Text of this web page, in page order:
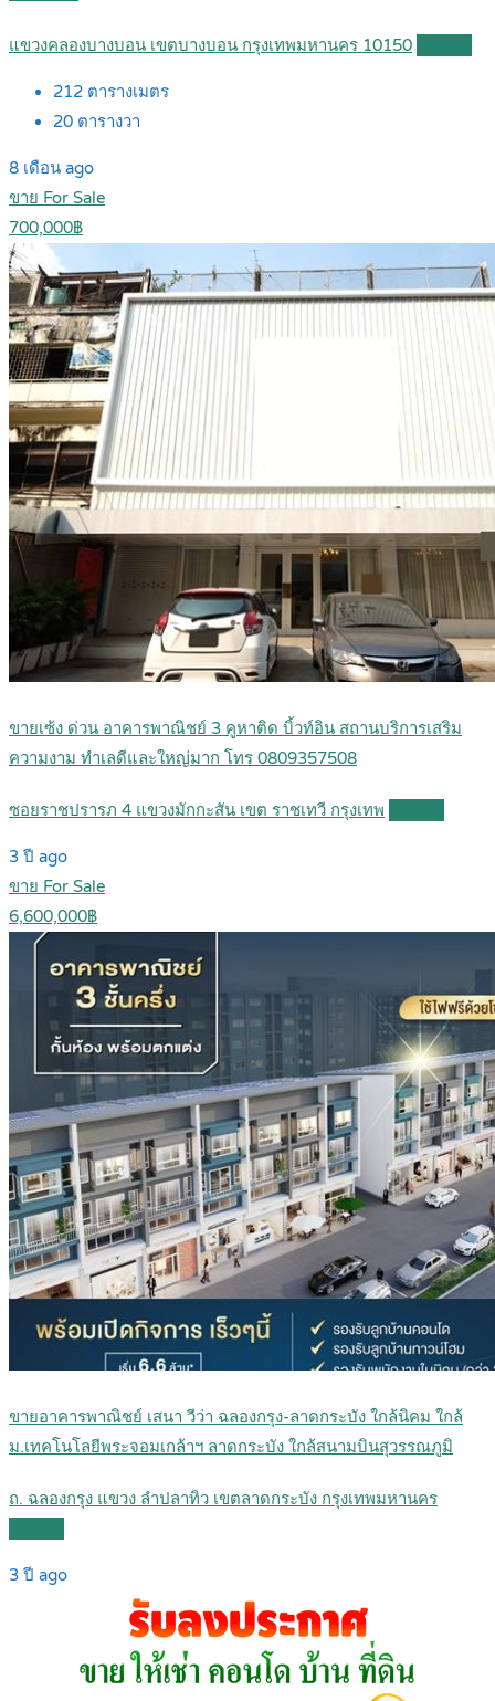
แขวงคลองบางบอน เขตบางบอน กรุงเทพมหานคร 10150
212 ตารางเมตร
20 ตารางวา
8 เดือน ago
ขาย For Sale
700,000฿
ขายเซ้ง ด่วน อาคารพาณิชย์ 3 คูหาติด บิ้วท์อิน สถานบริการเสริม
ความงาม ทำเลดีและใหญ่มาก โทร 0809357508
ซอยราชปรารภ 4 แขวงมักกะสัน เขต ราชเทวี กรุงเทพ
3 ปี ago
ขาย For Sale
6,600,000฿
ขายอาคารพาณิชย์ เสนา วีว่า ฉลองกรุง-ลาดกระบัง ใกล้นิคม ใกล้
ม.เทคโนโลยีพระจอมเกล้าฯ ลาดกระบัง ใกล้สนามบินสุวรรณภูมิ
ถ. ฉลองกรุง แขวง ลำปลาทิว เขตลาดกระบัง กรุงเทพมหานคร
3 ปี ago